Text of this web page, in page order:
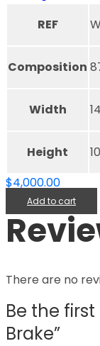
REF
Composition
Width
Height
$4,000.00
Add to cart
There are no
Be the
Brake”